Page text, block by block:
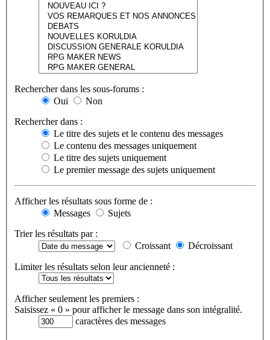
Rechercher dans les sous-forums :
Oui
Non
Rechercher dans :
Le titre des sujets et le contenu des messages
Le contenu des messages uniquement
Le titre des sujets uniquement
Le premier message des sujets uniquement
Afficher les résultats sous forme de :
Messages
Sujets
Trier les résultats par :
Croissant
Décroissant
Limiter les résultats selon leur ancienneté :
Afficher seulement les premiers :
Saisissez « 0 » pour afficher le message dans son intégralité.
caractères des messages